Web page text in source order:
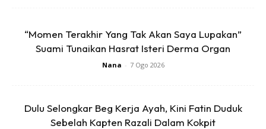
campurkan dengan sedikit air sehingga menjadi pes.
4. Anda boleh mesin juga ye menggunakan mesin pengisar
“Momen Terakhir Yang Tak Akan Saya Lupakan”
Suami Tunaikan Hasrat Isteri Derma Organ
Nana - 7 Ogo 2026
Dulu Selongkar Beg Kerja Ayah, Kini Fatin Duduk
Sebelah Kapten Razali Dalam Kokpit